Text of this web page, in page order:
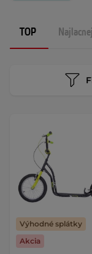
TOP
Výhodné splátky
Akcia